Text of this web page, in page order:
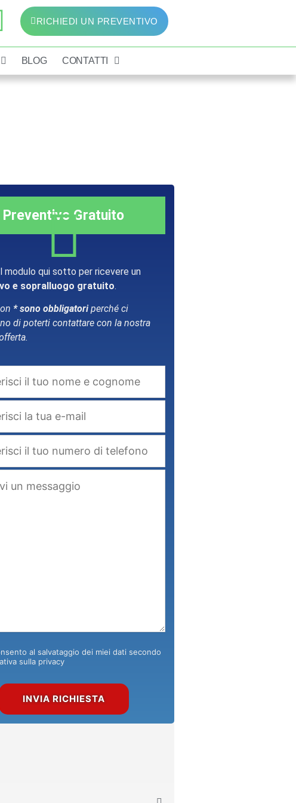
RICHIEDI UN PREVENTIVO
BLOG CONTATTI
Preventivo Gratuito
modulo qui sotto per ricevere un
e sopralluogo gratuito.
* sono obbligatoriperché ci
di poterti contattare con la nostra
al salvataggio dei miei dati secondo
sulla privacy